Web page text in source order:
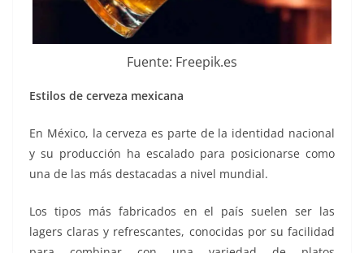
Fuente: Freepik.es
Estilos de cerveza mexicana
En México, la cerveza es parte de la identidad nacional
y su producción ha escalado para posicionarse como
una de las más destacadas a nivel mundial.
Los tipos más fabricados en el país suelen ser las
lagers claras y refrescantes, conocidas por su facilidad